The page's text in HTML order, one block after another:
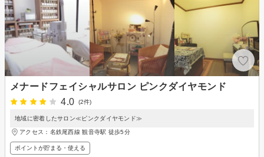
メナードフェイシャルサロン ピンクダイヤモンド
4.0
(2件)
地域に密着したサロン≪ピンクダイヤモンド≫
アクセス：名鉄尾西線 観音寺駅 徒歩5分
ポイントが貯まる・使える